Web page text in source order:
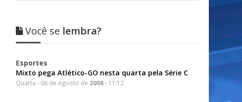
Você se lembra?
Esportes
Mixto pega Atlético-GO nesta quarta pela Série C
Quarta - 06 de Agosto de 2008- 11:12